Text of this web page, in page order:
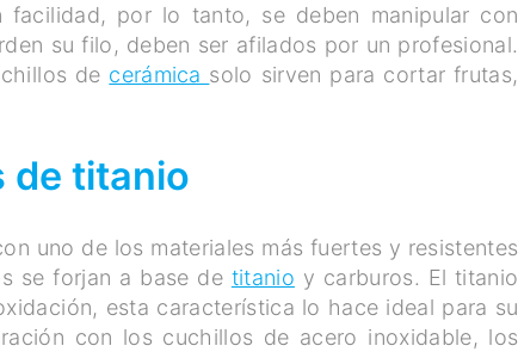
por lo tanto, se deben manipular con
su filo, deben ser afilados por un profesional.
de cerámica solo sirven para cortar frutas,
de titanio
uno de los materiales más fuertes y resistentes
se forjan a base de titanio y carburos. El titanio
esta característica lo hace ideal para su
con los cuchillos de acero inoxidable, los